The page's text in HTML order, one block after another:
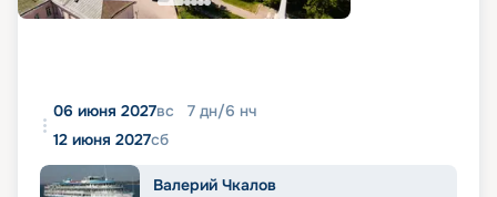
06 июня 2027вс 7 дн/6 нч
12 июня 2027сб
Валерий Чкалов